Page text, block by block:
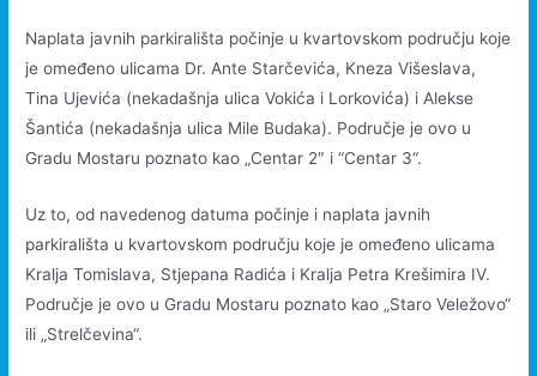
Naplata javnih parkirališta počinje u kvartovskom području koje
je omeđeno ulicama Dr. Ante Starčevića, Kneza Višeslava,
Tina Ujevića (nekadašnja ulica Vokića i Lorkovića) i Alekse
Šantića (nekadašnja ulica Mile Budaka). Područje je ovo u
Gradu Mostaru poznato kao „Centar 2″ i “Centar 3“.
Uz to, od navedenog datuma počinje i naplata javnih
parkirališta u kvartovskom području koje je omeđeno ulicama
Kralja Tomislava, Stjepana Radića i Kralja Petra Krešimira IV.
Područje je ovo u Gradu Mostaru poznato kao „Staro Veležovo“
ili „Strelčevina“.